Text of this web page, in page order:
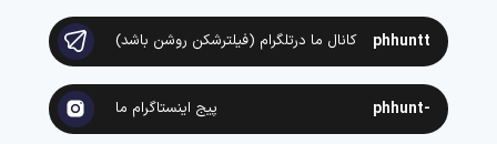
phhuntt کانال ما درتلگرام (فیلترشکن روشن باشد)
-phhunt پیج اینستاگرام ما